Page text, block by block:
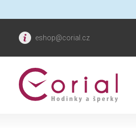
eshop@corial.cz